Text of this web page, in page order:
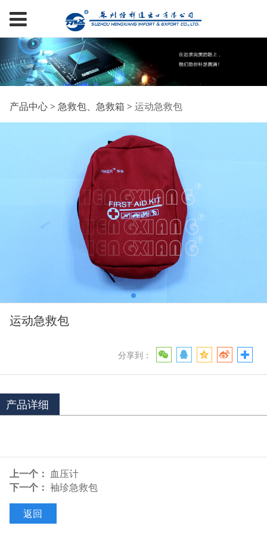
运动急救包
产品中心> 急救包、急救箱 > 运动急救包
运动急救包
分享到：
产品详细
上一个： 血压计
下一个： 袖珍急救包
返回